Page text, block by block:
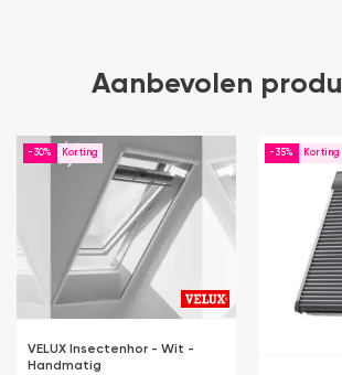
Aanbevolen
-30%
VELUX Insectenhor - Wit -
Handmatig
-35%